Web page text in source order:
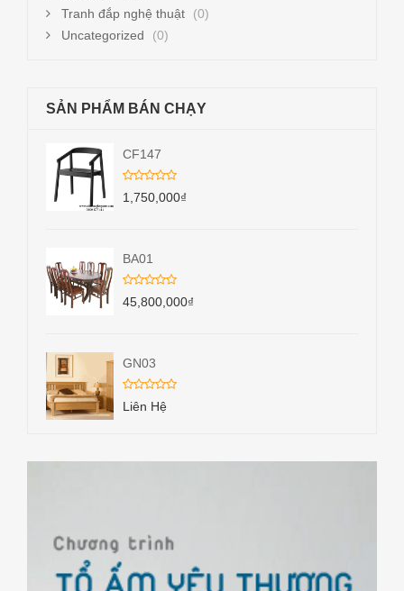
Tranh đắp nghệ thuật
(0)
Uncategorized
(0)
SẢN PHẨM BÁN CHẠY
CF147
1,750,000₫
BA01
45,800,000₫
GN03
Liên Hệ